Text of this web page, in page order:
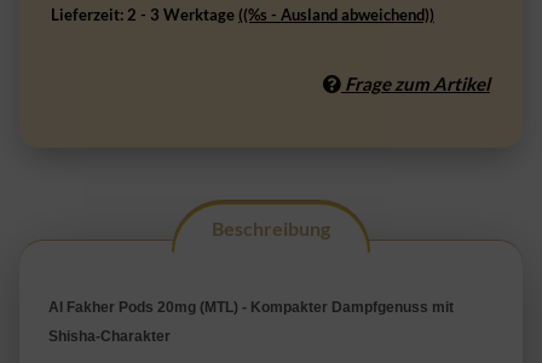
Lieferzeit: 2 - 3 Werktage ((%s - Ausland abweichend))
Frage zum Artikel
Beschreibung
Al Fakher Pods 20mg (MTL) - Kompakter Dampfgenuss mit
Shisha-Charakter